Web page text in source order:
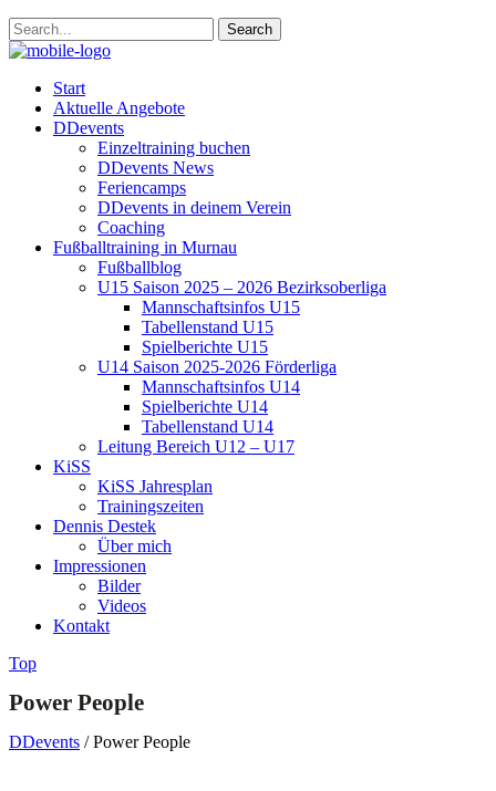
Start
Aktuelle Angebote
DDevents
Einzeltraining buchen
DDevents News
Feriencamps
DDevents in deinem Verein
Coaching
Fußballtraining in Murnau
Fußballblog
U15 Saison 2025 – 2026 Bezirksoberliga
Mannschaftsinfos U15
Tabellenstand U15
Spielberichte U15
U14 Saison 2025-2026 Förderliga
Mannschaftsinfos U14
Spielberichte U14
Tabellenstand U14
Leitung Bereich U12 – U17
KiSS
KiSS Jahresplan
Trainingszeiten
Dennis Destek
Über mich
Impressionen
Bilder
Videos
Kontakt
Top
Power People
DDevents /Power People